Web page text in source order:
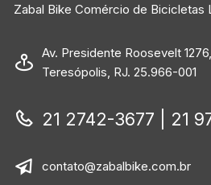
Zabal Bike Comércio de Bicicletas
Av. Presidente Roosevelt
Teresópolis, RJ. 25.966-001
21 2742-3677 | 21
contato@zabalbike.com.br